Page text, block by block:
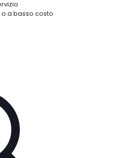
a basso costo